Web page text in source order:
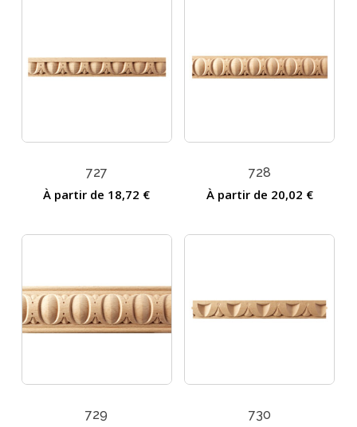
727
À partir de 18,72 €
728
À partir de 20,02 €
729 730